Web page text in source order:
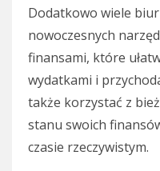
Dodatkowo wiele
nowoczesnych
finansami, które
wydatkami i
także korzystać z
stanu swoich
czasie rzeczywistym.